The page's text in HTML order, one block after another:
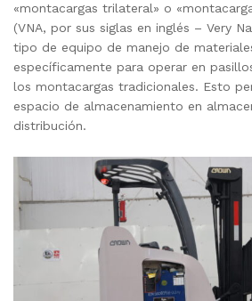
«montacargas trilateral» o
(VNA, por sus siglas en inglés – Very
tipo de equipo de manejo de
específicamente para operar en
los montacargas tradicionales. Esto
espacio de almacenamiento en
distribución.